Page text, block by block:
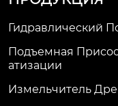
Гидравлический
Подъемная
Атизации
Измельчитель